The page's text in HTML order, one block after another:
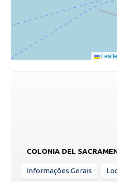
COLONIA DEL
Informações Gerais